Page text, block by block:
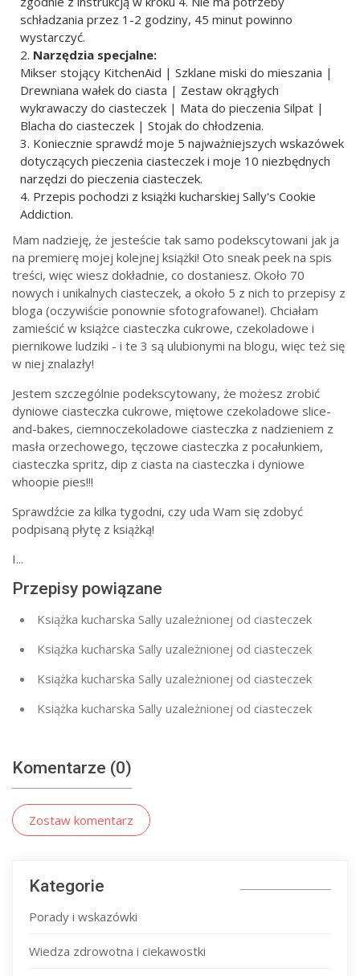
schładzania przez 1-2 godziny, 45 minut powinno
wystarczyć.
Narzędzia specjalne:
Mikser stojący KitchenAid | Szklane miski do mieszania |
Drewniana wałek do ciasta | Zestaw okrągłych
wykrawaczy do ciasteczek | Mata do pieczenia Silpat |
Blacha do ciasteczek | Stojak do chłodzenia.
Koniecznie sprawdź moje 5 najważniejszych wskazówek
dotyczących pieczenia ciasteczek i moje 10 niezbędnych
narzędzi do pieczenia ciasteczek.
Przepis pochodzi z książki kucharskiej Sally's Cookie
Addiction.
Mam nadzieję, że jesteście tak samo podekscytowani jak ja
na premierę mojej kolejnej książki! Oto sneak peek na spis
treści, więc wiesz dokładnie, co dostaniesz. Około 70
nowych i unikalnych ciasteczek, a około 5 z nich to przepisy z
bloga (oczywiście ponownie sfotografowane!). Chciałam
zamieścić w książce ciasteczka cukrowe, czekoladowe i
piernikowe ludziki - i te 3 są ulubionymi na blogu, więc też się
w niej znalazły!
Jestem szczególnie podekscytowany, że możesz zrobić
dyniowe ciasteczka cukrowe, miętowe czekoladowe slice-
and-bakes, ciemnoczekoladowe ciasteczka z nadzieniem z
masła orzechowego, tęczowe ciasteczka z pocałunkiem,
ciasteczka spritz, dip z ciasta na ciasteczka i dyniowe
whoopie pies!!!
Sprawdźcie za kilka tygodni, czy uda Wam się zdobyć
podpisaną płytę z książką!
I...
Przepisy powiązane
Książka kucharska Sally uzależnionej od ciasteczek
Książka kucharska Sally uzależnionej od ciasteczek
Książka kucharska Sally uzależnionej od ciasteczek
Książka kucharska Sally uzależnionej od ciasteczek
Komentarze (0)
Zostaw komentarz
Kategorie
Porady i wskazówki
Wiedza zdrowotna i ciekawostki